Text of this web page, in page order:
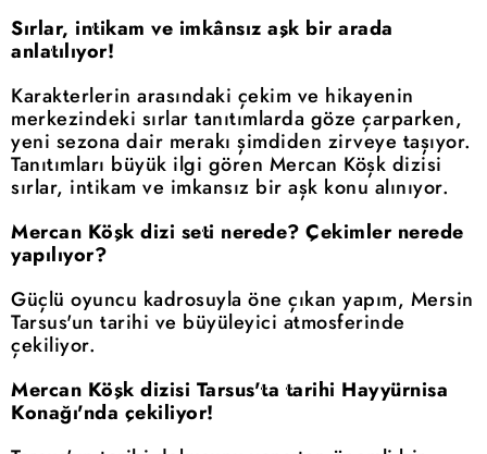
Sırlar, intikam ve imkânsız aşk bir arada
anlatılıyor!
Karakterlerin arasındaki çekim ve hikayenin
merkezindeki sırlar tanıtımlarda göze çarparken,
yeni sezona dair merakı şimdiden zirveye taşıyor.
Tanıtımları büyük ilgi gören Mercan Köşk dizisi
sırlar, intikam ve imkansız bir aşk konu alınıyor.
Mercan Köşk dizi seti nerede? Çekimler nerede
yapılıyor?
Güçlü oyuncu kadrosuyla öne çıkan yapım, Mersin
Tarsus'un tarihi ve büyüleyici atmosferinde
çekiliyor.
Mercan Köşk dizisi Tarsus'ta tarihi Hayyürnisa
Konağı'nda çekiliyor!